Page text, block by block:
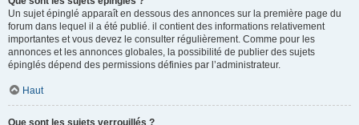
Un sujet épinglé apparaît en dessous des annonces sur la première page du
forum dans lequel il a été publié. il contient des informations relativement
importantes et vous devez le consulter régulièrement. Comme pour les
annonces et les annonces globales, la possibilité de publier des sujets
épinglés dépend des permissions définies par l’administrateur.
Haut